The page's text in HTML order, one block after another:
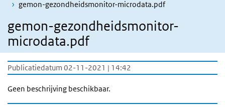
gemon-gezondheidsmonitor-microdata.pdf
gemon-gezondheidsmonitor-
microdata.pdf
Publicatiedatum 02-11-2021 | 14:42
Geen beschrijving beschikbaar.